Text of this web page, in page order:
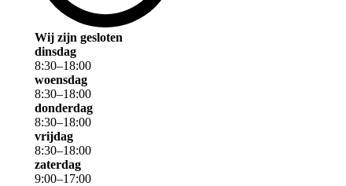
Wij zijn gesloten
dinsdag
8:30–18:00
woensdag
8:30–18:00
donderdag
8:30–18:00
vrijdag
8:30–18:00
zaterdag
9:00–17:00